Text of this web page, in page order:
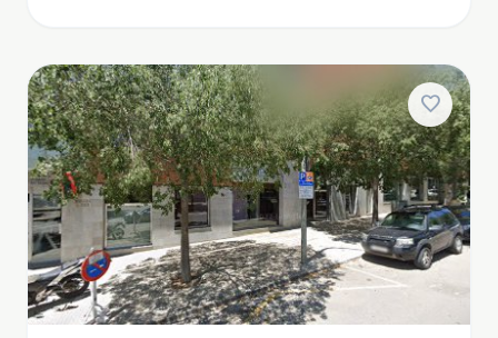
favorite